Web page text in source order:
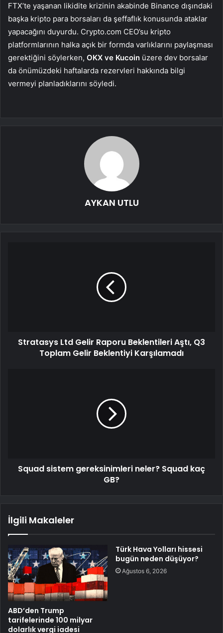
FTX’te yaşanan likidite krizinin akabinde Binance dışındaki
başka kripto para borsaları da şeffaflık konusunda ataklar
yapacağını duyurdu. Crypto.com CEO’su kripto
platformlarının halka açık bir formda varlıklarını paylaşması
gerektiğini söylerken, OKX ve Kucoin üzere dev borsalar
da önümüzdeki haftalarda rezervleri hakkında bilgi
vermeyi planladıklarını söyledi.
AYKAN UTLU
Stratasys Ltd Gelir Raporu Beklentileri Aştı, Q3
Toplam Gelir Beklentiyi Karşılamadı
Squad sistem gereksinimleri neler? Squad kaç
GB?
İlgili Makaleler
ABD’den Trump
tarifelerinde 100 milyar
dolarlık vergi iadesi
Türk Hava Yolları hissesi
bugün neden düşüyor?
Ağustos 6, 2026